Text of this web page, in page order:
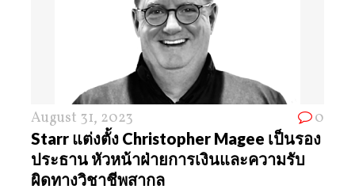
August 31, 2023 0
Starr แต่งตั้ง Christopher Magee เป็นรอง
ประธาน หัวหน้าฝ่ายการเงินและความรับ
ผิดทางวิชาชีพสากล